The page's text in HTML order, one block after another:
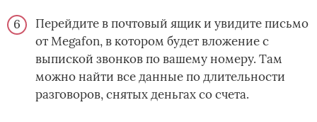
Перейдите в почтовый ящик и увидите письмо
от Megafon, в котором будет вложение с
выпиской звонков по вашему номеру. Там
можно найти все данные по длительности
разговоров, снятых деньгах со счета.